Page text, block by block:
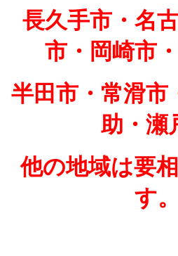
長久手市・名
市・岡崎市
半田市・常滑市
助・瀬
他の地域は要
す。